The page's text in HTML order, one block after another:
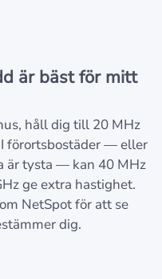
är bäst för mitt
håll dig till 20 MHz
I förortsbostäder — eller
är tysta — kan 40 MHz
ge extra hastighet.
NetSpot för att se
dig.